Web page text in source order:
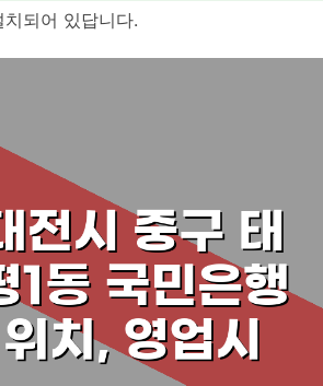
되어 있답니다.